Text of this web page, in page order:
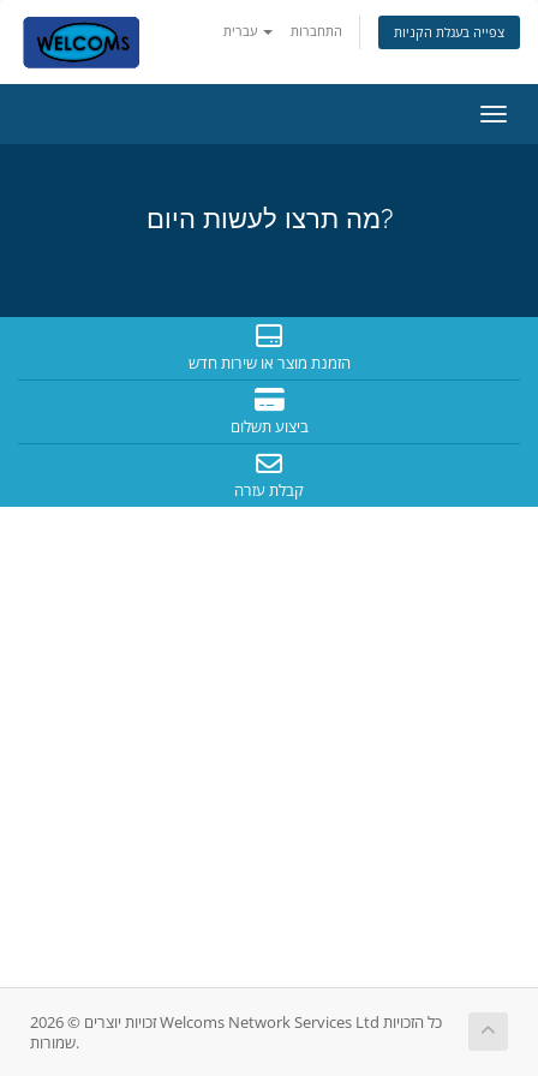
התחברות צפייה בעגלת הקניות
מה תרצו לעשות היום?
הזמנת מוצר או שירות חדש
ביצוע תשלום
קבלת עזרה
זכויות יוצרים © 2026 Welcoms Network Services Ltd כל הזכויות
שמורות.